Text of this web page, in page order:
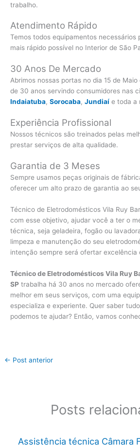
trabalho.
Atendimento Rápido
Temos todos equipamentos necessários
mais rápido possível no Interior de São
30 Anos De Mercado
Abrimos nossas portas no dia 15 de
de 30 anos servindo consumidores nas
Indaiatuba,Sorocaba,Jundiaí e toda a
Experiência Profissional
Nossos técnicos são treinados pelas
prestar serviços de alta qualidade.
Garantia de 3 Meses
Sempre usamos peças originais de
oferecer um alto prazo de garantia ao
Técnico de Eletrodomésticos Vila Ruy
com esse objetivo, ajudar você a ter o
técnica, seja geladeira, fogão ou
limpeza e manutenção do seu
intenção sempre será ofertar excelência
Técnico de Eletrodomésticos Vila Ruy
SP trabalha há 30 anos no mercado
melhor em seus serviços, com uma
especializa e experiente. Quer saber
podemos te ajudar? Então, vamos
← Post anterior
Posts
Assistência técnica Câmara